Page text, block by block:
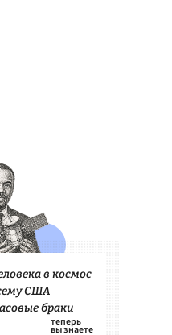
в космос
США
браки